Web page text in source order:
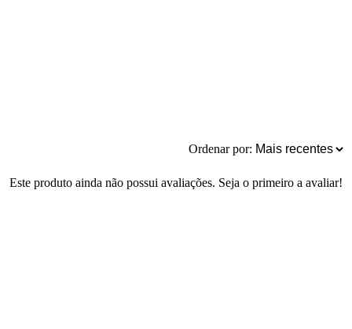
Ordenar por:
Este produto ainda não possui avaliações. Seja o primeiro a avaliar!